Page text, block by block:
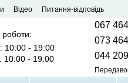
Відео
Питання-відповідь
роботи:
10:00 - 19:00
- 19:00
067
073
044